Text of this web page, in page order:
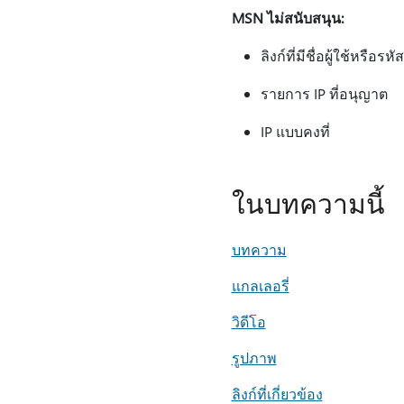
MSN ไม่สนับสนุน:
ลิงก์ที่มีชื่อผู้ใช้หรือรหั
รายการ IP ที่อนุญาต
IP แบบคงที่
ในบทความนี้
บทความ
แกลเลอรี่
วิดีโอ
รูปภาพ
ลิงก์ที่เกี่ยวข้อง